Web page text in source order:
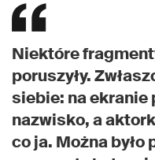
Niektóre
poruszyły.
siebie: na ekranie
nazwisko, a
co ja. Można było